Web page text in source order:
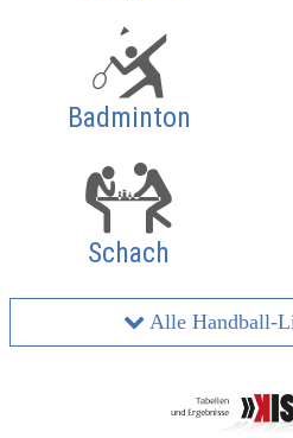
Badminton
Schach
Alle Handball-